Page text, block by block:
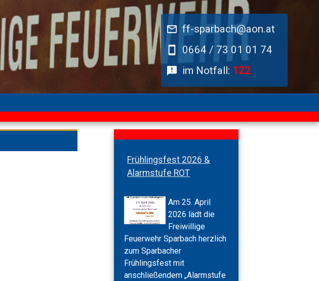
ff-sparbach@aon.at
0664 / 73 01 01 74
im Notfall: 122
Frühlingsfest 2026 &
Alarmstufe ROT
Am 25. April
2026 lädt die
Freiwillige
Feuerwehr Sparbach herzlich
zum Sparbacher
Frühlingsfest mit
anschließendem „Alarmstufe